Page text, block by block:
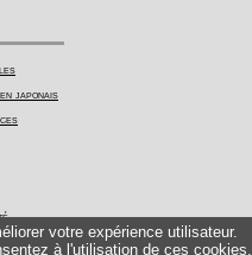
votre expérience utilisateur.
à l'utilisation de ces cookies.
japonais